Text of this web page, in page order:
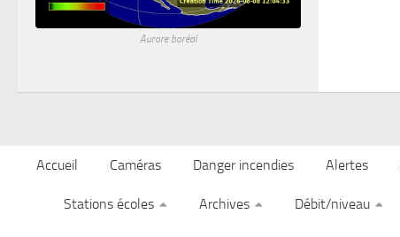
Aurore boréal
Accueil Caméras Danger incendies Alertes
Stations écoles Archives Débit/niveau